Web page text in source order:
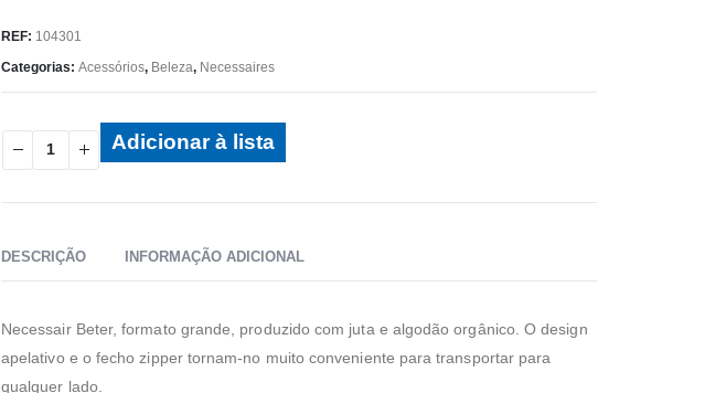
REF: 104301
Categorias: Acessórios, Beleza, Necessaires
Adicionar à lista
DESCRIÇÃO INFORMAÇÃO ADICIONAL
Necessair Beter, formato grande, produzido com juta e algodão orgânico. O design
apelativo e o fecho zipper tornam-no muito conveniente para transportar para
qualquer lado.